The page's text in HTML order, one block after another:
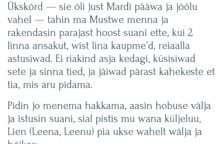
Ükskõrd — sie õli just Mardi pääwa ja jöölu
vahel — tahin ma Mustwe menna ja
rakendasin parajast hoost suani ette, kui 2
linna ansakut, wist lina kaupme’d, reiaalla
astusiwad. Ei riakind asja kedagi, küsisiwad
sete ja sinna tied, ja jäiwad pärast kahekeste et
tia, mis aru pidama.
Pidin jo menema hakkama, aasin hobuse välja
ja istusin suani, sial pistis mu wana küljeluu,
Lien (Leena, Leenu) pia ukse wahelt wälja ja